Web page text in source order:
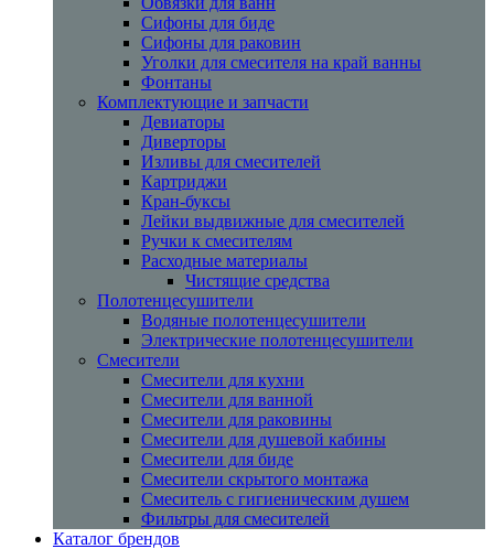
Сифоны для биде
Сифоны для раковин
Уголки для смесителя на край ванны
Фонтаны
Комплектующие и запчасти
Девиаторы
Диверторы
Изливы для смесителей
Картриджи
Кран-буксы
Лейки выдвижные для смесителей
Ручки к смесителям
Расходные материалы
Чистящие средства
Полотенцесушители
Водяные полотенцесушители
Электрические полотенцесушители
Смесители
Смесители для кухни
Смесители для ванной
Смесители для раковины
Смесители для душевой кабины
Смесители для биде
Смесители скрытого монтажа
Смеситель с гигиеническим душем
Фильтры для смесителей
Каталог брендов